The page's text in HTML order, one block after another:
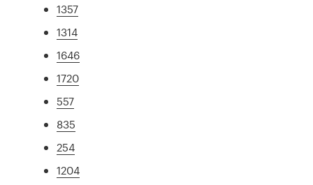
1357
1314
1646
1720
557
835
254
1204